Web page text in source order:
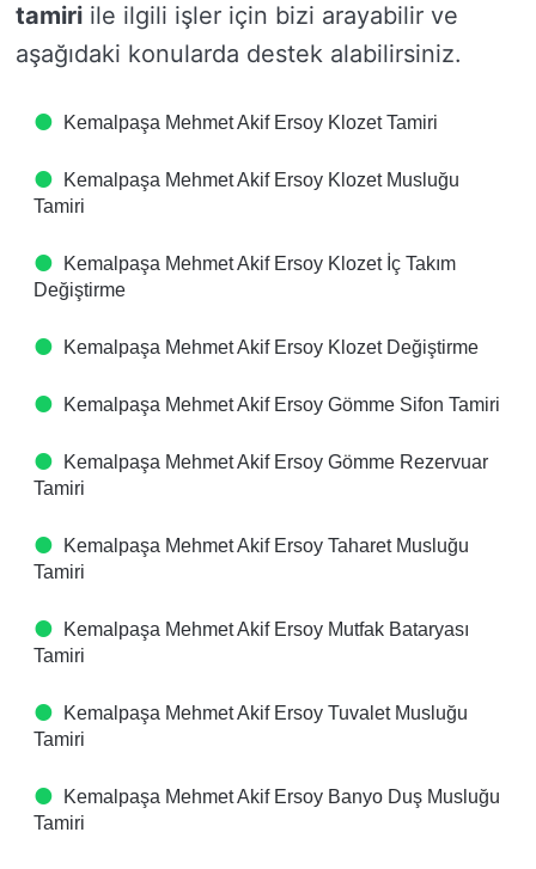
tamiri ile ilgili işler için bizi arayabilir ve
aşağıdaki konularda destek alabilirsiniz.
Kemalpaşa Mehmet Akif Ersoy Klozet Tamiri
Kemalpaşa Mehmet Akif Ersoy Klozet Musluğu
Tamiri
Kemalpaşa Mehmet Akif Ersoy Klozet İç Takım
Değiştirme
Kemalpaşa Mehmet Akif Ersoy Klozet Değiştirme
Kemalpaşa Mehmet Akif Ersoy Gömme Sifon Tamiri
Kemalpaşa Mehmet Akif Ersoy Gömme Rezervuar
Tamiri
Kemalpaşa Mehmet Akif Ersoy Taharet Musluğu
Tamiri
Kemalpaşa Mehmet Akif Ersoy Mutfak Bataryası
Tamiri
Kemalpaşa Mehmet Akif Ersoy Tuvalet Musluğu
Tamiri
Kemalpaşa Mehmet Akif Ersoy Banyo Duş Musluğu
Tamiri